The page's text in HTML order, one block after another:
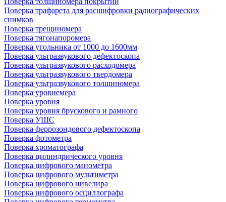
Поверка трафарета для расшифровки радиографических
снимков
Поверка трещиномера
Поверка тягонапоромера
Поверка угольника от 1000 до 1600мм
Поверка ультразвукового дефектоскопа
Поверка ультразвукового расходомера
Поверка ультразвукового твердомера
Поверка ультразвукового толщиномера
Поверка уровнемера
Поверка уровня
Поверка уровня брускового и рамного
Поверка УШС
Поверка феррозондового дефектоскопа
Поверка фотометра
Поверка хроматографа
Поверка цилиндрического уровня
Поверка цифрового манометра
Поверка цифрового мультиметра
Поверка цифрового нивелира
Поверка цифрового осциллографа